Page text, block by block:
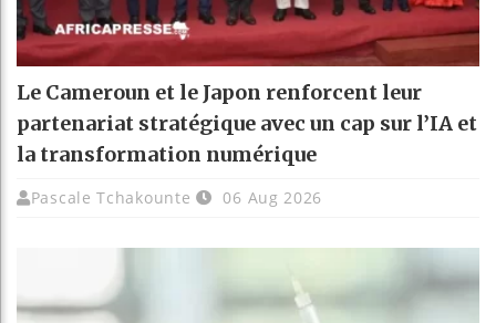
Le Cameroun et le Japon renforcent leur
partenariat stratégique avec un cap sur l’IA et
la transformation numérique
Pascale Tchakounte 06 Aug 2026